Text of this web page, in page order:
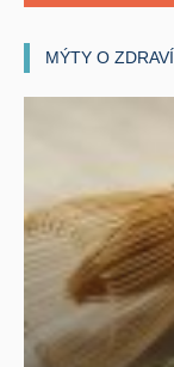
MÝTY O ZDRAVÍ